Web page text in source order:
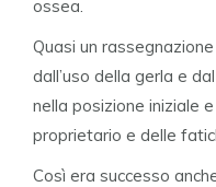
ossea.
Quasi un
dall’uso della gerla e
nella posizione iniziale
proprietario e delle
Così era successo